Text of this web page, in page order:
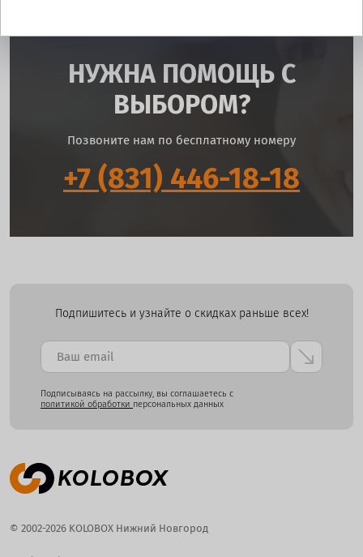
НУЖНА ПОМОЩЬ С
ВЫБОРОМ?
Позвоните нам по бесплатному номеру
+7 (831) 446-18-18
Подпишитесь и узнайте о скидках раньше всех!
Подписываясь на рассылку, вы соглашаетесь с
политикой обработки персональных данных
© 2002-2026 KOLOBOX Нижний Новгород